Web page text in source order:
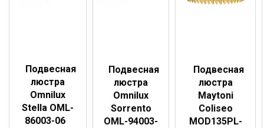
Подвесная
люстра
Omnilux
Stella OML-
86003-06
Подвесная
люстра
Omnilux
Sorrento
OML-94003-
Подвесная
люстра
Maytoni
Coliseo
MOD135PL-